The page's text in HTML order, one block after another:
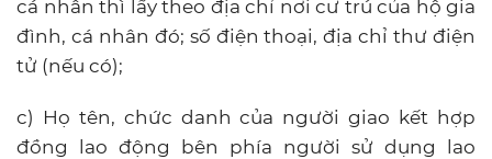
cá nhân thì lấy theo địa chỉ nơi cư trú của hộ gia
đình, cá nhân đó; số điện thoại, địa chỉ thư điện
tử (nếu có);
c) Họ tên, chức danh của người giao kết hợp
đồng lao động bên phía người sử dụng lao